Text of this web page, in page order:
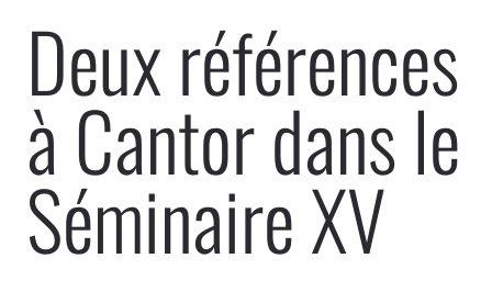
Deux références
à Cantor dans le
Séminaire XV